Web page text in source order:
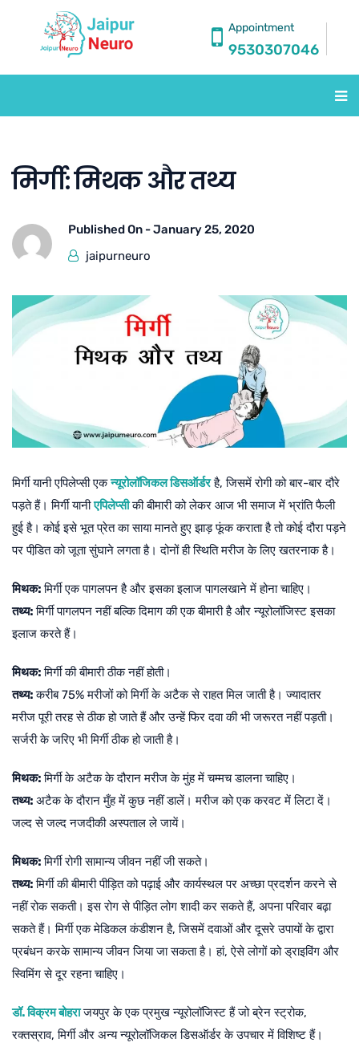
Appointment
9530307046
मिर्गी: मिथक और तथ्य
Published On -January 25, 2020
jaipurneuro
मिर्गी यानी एपिलेप्सी एकन्यूरोलॉजिकल डिसऑर्डरहै, जिसमें रोगी को बार-बार दौरे
पड़ते हैं। मिर्गी यानीएपिलेप्सीकी बीमारी को लेकर आज भी समाज में भ्रांति फैली
हुई है। कोई इसे भूत प्रेत का साया मानते हुए झाड़ फूंक कराता है तो कोई दौरा पड़ने
पर पीडि़त को जूता सुंघाने लगता है। दोनों ही स्थिति मरीज के लिए खतरनाक है।
मिथक:मिर्गी एक पागलपन है और इसका इलाज पागलखाने में होना चाहिए।
तथ्य:मिर्गी पागलपन नहीं बल्कि दिमाग की एक बीमारी है और न्यूरोलॉजिस्ट इसका
इलाज करते हैं।
मिथक:मिर्गी की बीमारी ठीक नहीं होती।
तथ्य:करीब 75% मरीजों को मिर्गी के अटैक से राहत मिल जाती है। ज्यादातर
मरीज पूरी तरह से ठीक हो जाते हैं और उन्हें फिर दवा की भी जरूरत नहीं पड़ती।
सर्जरी के जरिए भी मिर्गी ठीक हो जाती है।
मिथक:मिर्गी के अटैक के दौरान मरीज के मुंह में चम्मच डालना चाहिए।
तथ्य: अटैक के दौरान मुँह में कुछ नहीं डालें। मरीज को एक करवट में लिटा दें।
जल्द से जल्द नजदीकी अस्पताल ले जायें।
मिथक:मिर्गी रोगी सामान्य जीवन नहीं जी सकते।
तथ्य:मिर्गी की बीमारी पीड़ित को पढ़ाई और कार्यस्थल पर अच्छा प्रदर्शन करने से
नहीं रोक सकती। इस रोग से पीड़ित लोग शादी कर सकते हैं, अपना परिवार बढ़ा
सकते हैं। मिर्गी एक मेडिकल कंडीशन है, जिसमें दवाओं और दूसरे उपायों के द्वारा
प्रबंधन करके सामान्य जीवन जिया जा सकता है। हां, ऐसे लोगों को ड्राइविंग और
स्विमिंग से दूर रहना चाहिए।
डॉ. विक्रम बोहराजयपुर के एक प्रमुख न्यूरोलॉजिस्ट हैं जो ब्रेन स्ट्रोक,
रक्तस्राव, मिर्गी और अन्य न्यूरोलॉजिकल डिसऑर्डर के उपचार में विशिष्ट हैं।